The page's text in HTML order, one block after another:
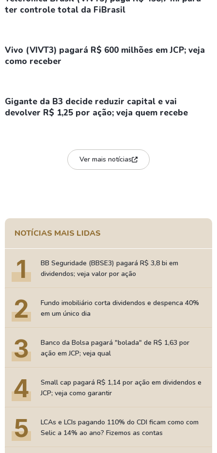
ter controle total da FiBrasil
Vivo (VIVT3) pagará R$ 600 milhões em JCP; veja
como receber
Gigante da B3 decide reduzir capital e vai
devolver R$ 1,25 por ação; veja quem recebe
Ver mais notícias
NOTÍCIAS MAIS LIDAS
1
BB Seguridade (BBSE3) pagará R$ 3,8 bi em
dividendos; veja valor por ação
2
Fundo imobiliário corta dividendos e despenca 40%
em um único dia
3
Banco da Bolsa pagará "bolada" de R$ 1,63 por
ação em JCP; veja qual
4
Small cap pagará R$ 1,14 por ação em dividendos e
JCP; veja como garantir
5
LCAs e LCIs pagando 110% do CDI ficam como com
Selic a 14% ao ano? Fizemos as contas